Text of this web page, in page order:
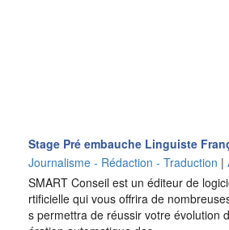
Stage Pré embauche Linguiste
Journalisme - Rédaction - Traduction |
SMART Conseil est un éditeur de
rtificielle qui vous offrira de
s permettra de réussir votre